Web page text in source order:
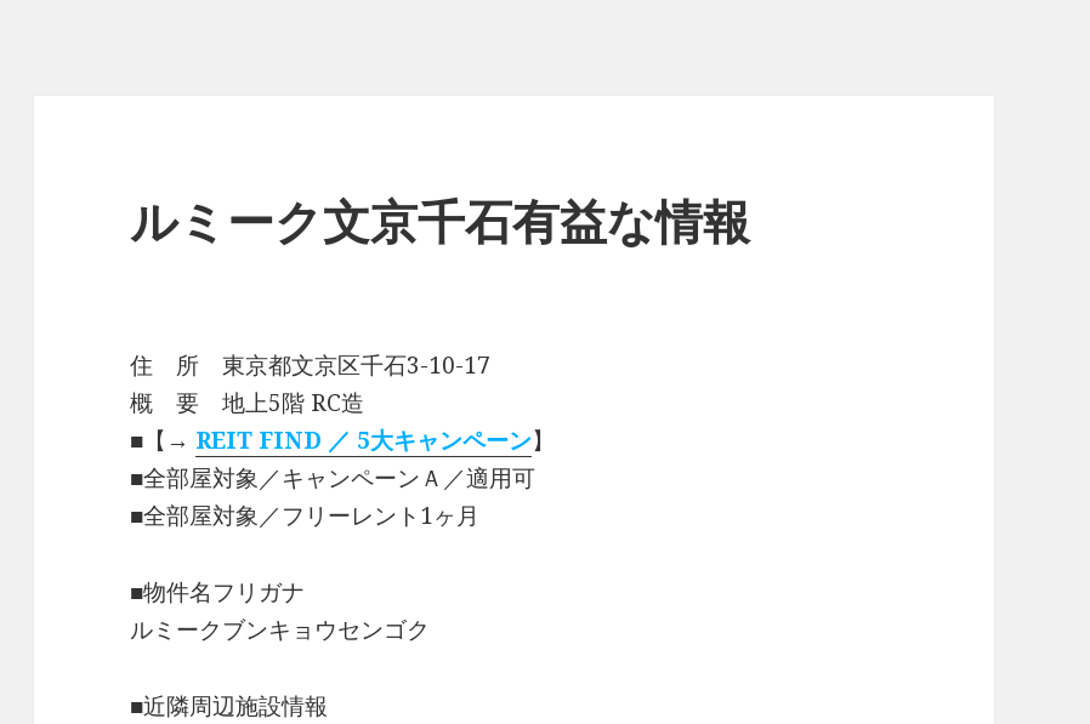
ルミーク文京千石有益な情報
住 所 東京都文京区千石3-10-17
概 要 地上5階 RC造
■【→ REIT FIND ／ 5大キャンペーン】
■全部屋対象／キャンペーンＡ／適用可
■全部屋対象／フリーレント1ヶ月
■物件名フリガナ
ルミークブンキョウセンゴク
■近隣周辺施設情報